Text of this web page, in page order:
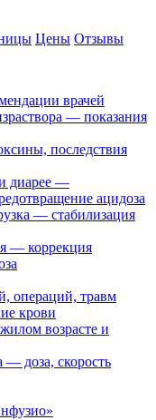
Цены Отзывы
врачей
— показания
последствия
диарее —
ацидоза
— стабилизация
— коррекция
операций, травм
крови
возрасте и
— доза, скорость